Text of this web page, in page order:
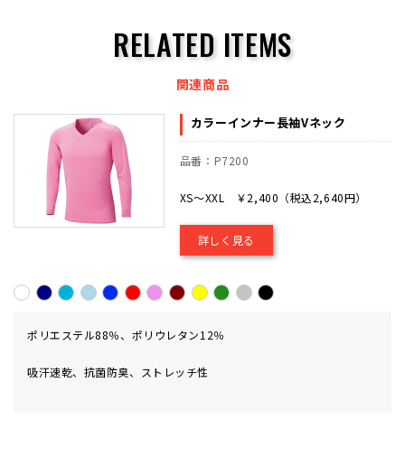
RELATED ITEMS
関連商品
カラーインナー長袖Vネック
品番：P7200
XS～XXL ￥2,400（税込2,640円）
詳しく見る
ポリエステル88％、ポリウレタン12％
吸汗速乾、抗菌防臭、ストレッチ性